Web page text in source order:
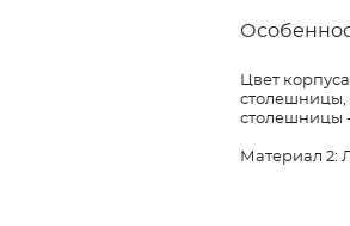
Цвет
столешницы,
столешницы
Материал 2: